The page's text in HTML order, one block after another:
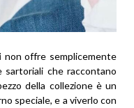
non offre semplicemente
sartoriali che raccontano
della collezione è un
speciale, e a viverlo con